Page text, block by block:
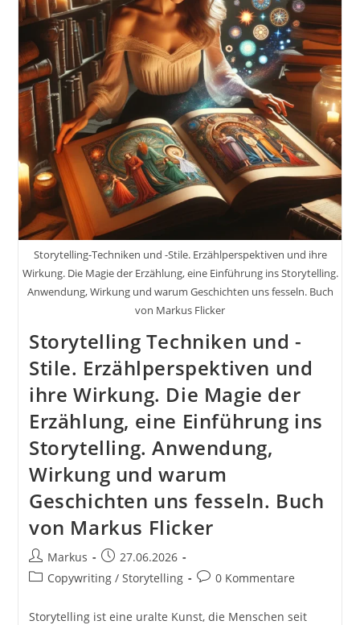
Und
Anderen
Visuellen
Medien
Inkl.
37
Praxisnahe
Tipps
&
Tricks
Storytelling-Techniken und -Stile. Erzählperspektiven und ihre
Wirkung. Die Magie der Erzählung, eine Einführung ins Storytelling.
Anwendung, Wirkung und warum Geschichten uns fesseln. Buch
von Markus Flicker
Storytelling Techniken und -
Stile. Erzählperspektiven und
ihre Wirkung. Die Magie der
Erzählung, eine Einführung ins
Storytelling. Anwendung,
Wirkung und warum
Geschichten uns fesseln. Buch
von Markus Flicker
Beitrags-
Autor:
Markus
Beitrag
veröffentlicht:
27.06.2026
Beitrags-
Copywriting / Storytelling
Beitrags-
0 Kommentare
Storytelling ist eine uralte Kunst, die Menschen seit